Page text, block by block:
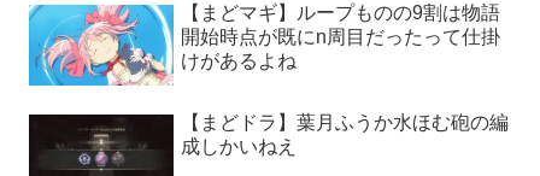
【まどマギ】ループものの9割は物語
開始時点が既にn周目だったって仕掛
けがあるよね
【まどドラ】葉月ふうか水ほむ砲の編
成しかいねえ